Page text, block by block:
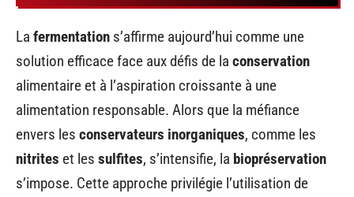
La fermentation s’affirme aujourd’hui comme une
solution efficace face aux défis de la conservation
alimentaire et à l’aspiration croissante à une
alimentation responsable. Alors que la méfiance
envers les conservateurs inorganiques, comme les
nitrites et les sulfites, s’intensifie, la biopréservation
s’impose. Cette approche privilégie l’utilisation de